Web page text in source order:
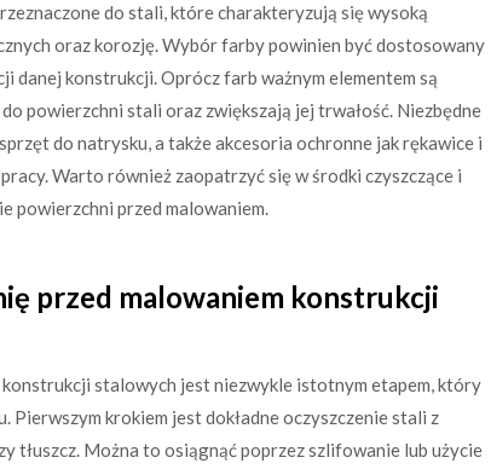
do stali, które charakteryzują się wysoką
oraz korozję. Wybór farby powinien być dostosowany
konstrukcji. Oprócz farb ważnym elementem są
powierzchni stali oraz zwiększają jej trwałość. Niezbędne
do natrysku, a także akcesoria ochronne jak rękawice i
Warto również zaopatrzyć się w środki czyszczące i
powierzchni przed malowaniem.
przed malowaniem konstrukcji
stalowych jest niezwykle istotnym etapem, który
Pierwszym krokiem jest dokładne oczyszczenie stali z
tłuszcz. Można to osiągnąć poprzez szlifowanie lub użycie